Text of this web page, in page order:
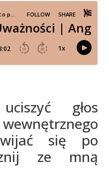
głos
się po
ze mną